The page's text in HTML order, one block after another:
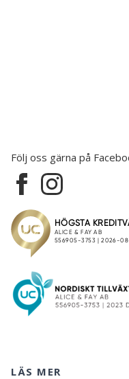
Följ oss gärna på
LÄS MER